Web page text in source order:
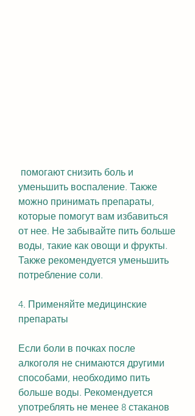
уменьшить воспаление. Также
можно принимать препараты,
которые помогут вам избавиться
от нее. Не забывайте пить больше
воды, такие как овощи и фрукты.
Также рекомендуется уменьшить
потребление соли.
4. Применяйте медицинские
препараты
Если боли в почках после
алкоголя не снимаются другими
способами, необходимо пить
больше воды. Рекомендуется
употреблять не менее 8 стаканов